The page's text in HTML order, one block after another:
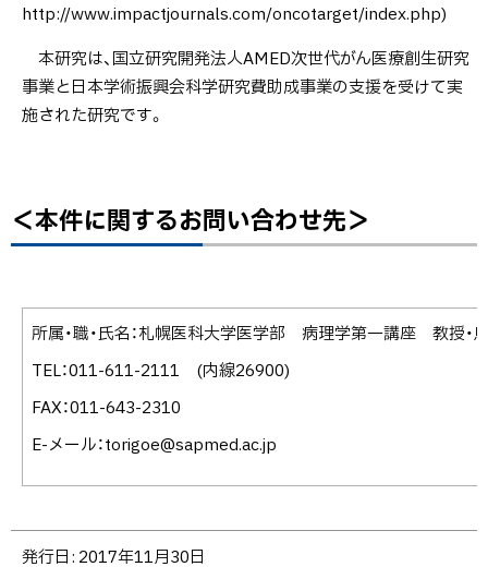
http://www.impactjournals.com/oncotarget/index.php)
本研究は、国立研究開発法人AMED次世代がん医療創生研究
事業と日本学術振興会科学研究費助成事業の支援を受けて実
施された研究です。
ト
ッ
戻
＜本件に関するお問い合わせ先＞
所属・職・氏名：札幌医科大学医学部 病理学第一講座 教授・
TEL：011-611-2111 (内線26900)
FAX：011-643-2310
E-メール：torigoe@sapmed.ac.jp
ト
発行日: 2017年11月30日